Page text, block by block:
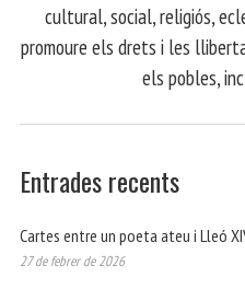
cultural, social, religiós,
promoure els drets i les
els pobles,
Entrades recents
Cartes entre un poeta ateu i Lleó
27 de febrer de 2026